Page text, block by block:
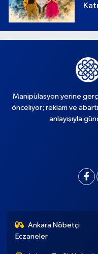
Manipülasyon yerine
önceliyor; reklam ve
anlayışıyla
Ankara Nöbetçi
Eczaneler